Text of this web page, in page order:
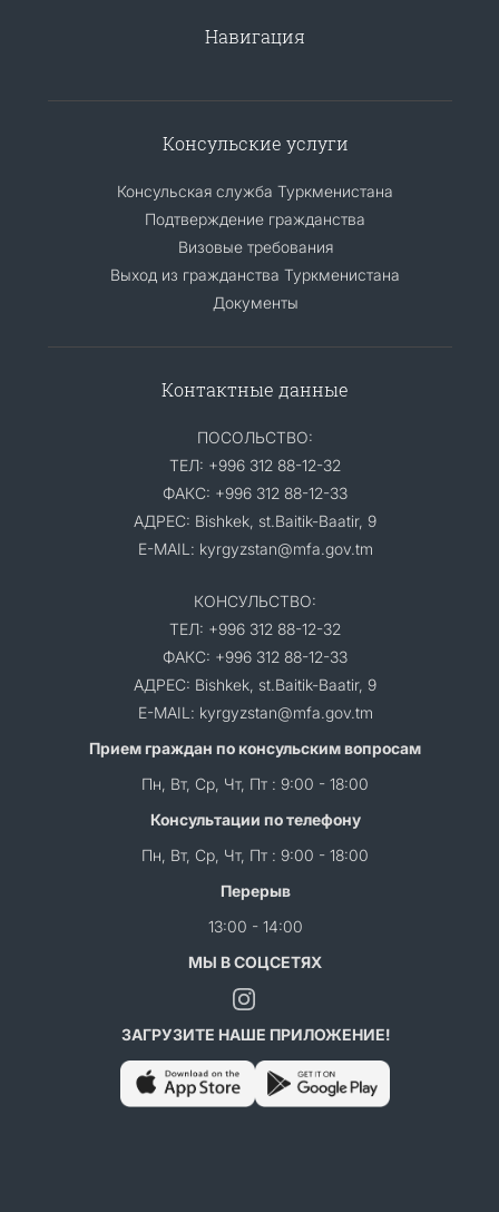
Навигация
Консульские услуги
Консульская служба Туркменистана
Подтверждение гражданства
Визовые требования
Выход из гражданства Туркменистана
Документы
Контактные данные
ПОСОЛЬСТВО:
ТЕЛ: +996 312 88-12-32
ФАКС: +996 312 88-12-33
АДРЕС: Bishkek, st.Baitik-Baatir, 9
E-MAIL: kyrgyzstan@mfa.gov.tm
КОНСУЛЬСТВО:
ТЕЛ: +996 312 88-12-32
ФАКС: +996 312 88-12-33
АДРЕС: Bishkek, st.Baitik-Baatir, 9
E-MAIL: kyrgyzstan@mfa.gov.tm
Прием граждан по консульским вопросам
Пн, Вт, Ср, Чт, Пт : 9:00 - 18:00
Консультации по телефону
Пн, Вт, Ср, Чт, Пт : 9:00 - 18:00
Перерыв
13:00 - 14:00
МЫ В СОЦСЕТЯХ
ЗАГРУЗИТЕ НАШЕ ПРИЛОЖЕНИЕ!